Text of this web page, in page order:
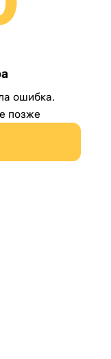
ошибка.
позже